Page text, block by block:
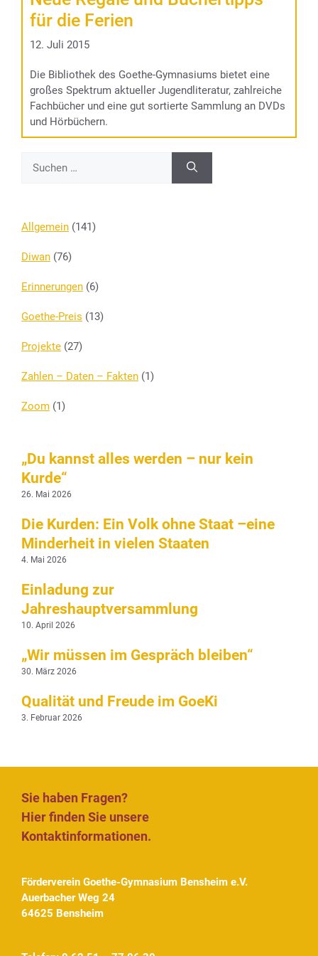
für die Ferien
12. Juli 2015
Die Bibliothek des Goethe-Gymnasiums bietet eine
großes Spektrum aktueller Jugendliteratur, zahlreiche
Fachbücher und eine gut sortierte Sammlung an DVDs
und Hörbüchern.
nach:
Allgemein (141)
Diwan (76)
Erinnerungen (6)
Goethe-Preis (13)
Projekte (27)
Zahlen – Daten – Fakten (1)
Zoom (1)
„Du kannst alles werden – nur kein
Kurde“
26. Mai 2026
Die Kurden: Ein Volk ohne Staat –eine
Minderheit in vielen Staaten
4. Mai 2026
Einladung zur
Jahreshauptversammlung
10. April 2026
„Wir müssen im Gespräch bleiben“
30. März 2026
Qualität und Freude im GoeKi
3. Februar 2026
Sie haben Fragen?
Hier finden Sie unsere
Kontaktinformationen.
Förderverein Goethe-Gymnasium Bensheim e.V.
Auerbacher Weg 24
64625 Bensheim